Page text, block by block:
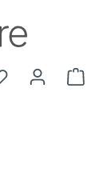
Du hast 0